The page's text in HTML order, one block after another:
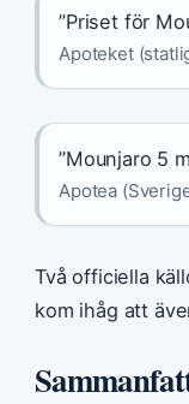
”Priset för
Apoteket
”Mounjaro 5
Apotea
Två officiella
kom ihåg att